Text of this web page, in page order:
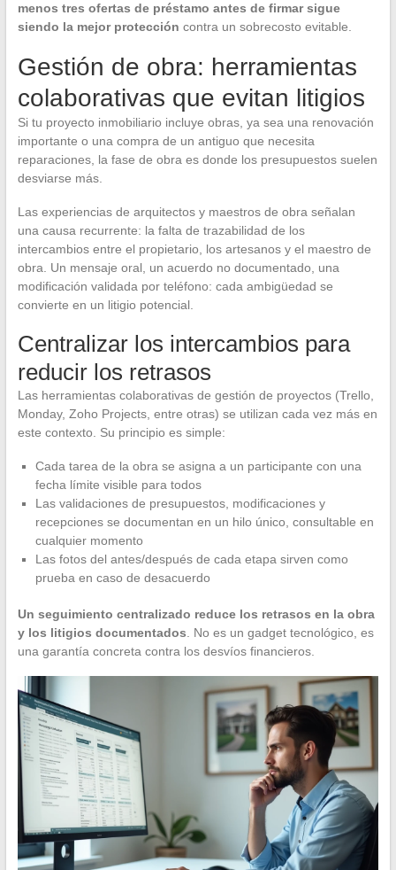
menos tres ofertas de préstamo antes de firmar sigue
siendo la mejor protección contra un sobrecosto evitable.
Gestión de obra: herramientas
colaborativas que evitan litigios
Si tu proyecto inmobiliario incluye obras, ya sea una renovación
importante o una compra de un antiguo que necesita
reparaciones, la fase de obra es donde los presupuestos suelen
desviarse más.
Las experiencias de arquitectos y maestros de obra señalan
una causa recurrente: la falta de trazabilidad de los
intercambios entre el propietario, los artesanos y el maestro de
obra. Un mensaje oral, un acuerdo no documentado, una
modificación validada por teléfono: cada ambigüedad se
convierte en un litigio potencial.
Centralizar los intercambios para
reducir los retrasos
Las herramientas colaborativas de gestión de proyectos (Trello,
Monday, Zoho Projects, entre otras) se utilizan cada vez más en
este contexto. Su principio es simple:
Cada tarea de la obra se asigna a un participante con una
fecha límite visible para todos
Las validaciones de presupuestos, modificaciones y
recepciones se documentan en un hilo único, consultable en
cualquier momento
Las fotos del antes/después de cada etapa sirven como
prueba en caso de desacuerdo
Un seguimiento centralizado reduce los retrasos en la obra
y los litigios documentados . No es un gadget tecnológico, es
una garantía concreta contra los desvíos financieros.